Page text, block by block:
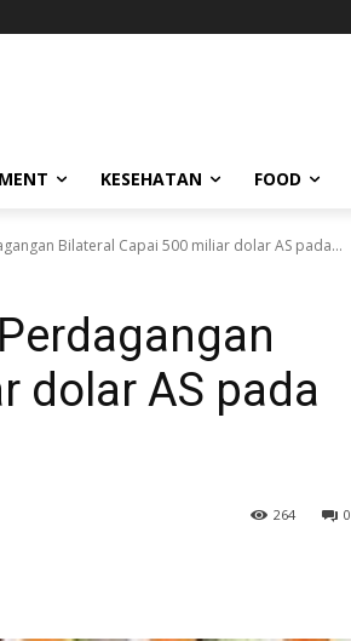
KESEHATAN FOOD
Bilateral Capai 500 miliar dolar AS pada...
dolar AS pada
0
264